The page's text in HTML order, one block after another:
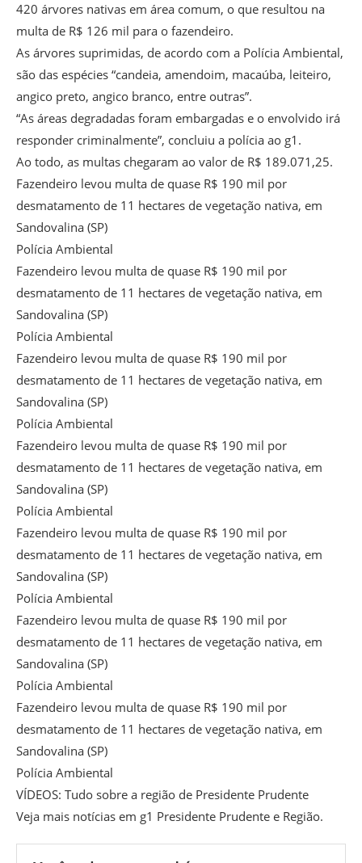
420 árvores nativas em área comum, o que resultou na
multa de R$ 126 mil para o fazendeiro.
As árvores suprimidas, de acordo com a Polícia Ambiental,
são das espécies “candeia, amendoim, macaúba, leiteiro,
angico preto, angico branco, entre outras”.
“As áreas degradadas foram embargadas e o envolvido irá
responder criminalmente”, concluiu a polícia ao g1.
Ao todo, as multas chegaram ao valor de R$ 189.071,25.
Fazendeiro levou multa de quase R$ 190 mil por
desmatamento de 11 hectares de vegetação nativa, em
Sandovalina (SP)
Polícia Ambiental
Fazendeiro levou multa de quase R$ 190 mil por
desmatamento de 11 hectares de vegetação nativa, em
Sandovalina (SP)
Polícia Ambiental
Fazendeiro levou multa de quase R$ 190 mil por
desmatamento de 11 hectares de vegetação nativa, em
Sandovalina (SP)
Polícia Ambiental
Fazendeiro levou multa de quase R$ 190 mil por
desmatamento de 11 hectares de vegetação nativa, em
Sandovalina (SP)
Polícia Ambiental
Fazendeiro levou multa de quase R$ 190 mil por
desmatamento de 11 hectares de vegetação nativa, em
Sandovalina (SP)
Polícia Ambiental
Fazendeiro levou multa de quase R$ 190 mil por
desmatamento de 11 hectares de vegetação nativa, em
Sandovalina (SP)
Polícia Ambiental
Fazendeiro levou multa de quase R$ 190 mil por
desmatamento de 11 hectares de vegetação nativa, em
Sandovalina (SP)
Polícia Ambiental
VÍDEOS: Tudo sobre a região de Presidente Prudente
Veja mais notícias em g1 Presidente Prudente e Região.